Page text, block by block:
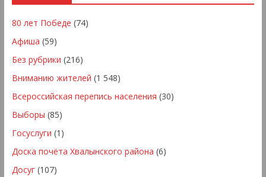
80 лет Победе (74)
Афиша (59)
Без рубрики (216)
Вниманию жителей (1 548)
Всероссийская перепись населения (30)
Выборы (85)
Госуслуги (1)
Доска почёта Хвалынского района (6)
Досуг(107)